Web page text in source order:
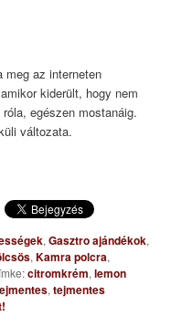
meg az interneten
kiderült, hogy nem
egészen mostanáig.
változata.
,Gasztro ajándékok,
,Kamra polcra,
citromkrém,lemon
,tejmentes